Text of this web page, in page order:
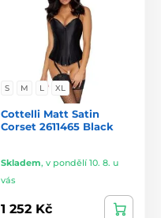
S M L XL
Cottelli Matt Satin
Corset 2611465 Black
Skladem, v pondělí 10. 8. u
vás
1 252 Kč